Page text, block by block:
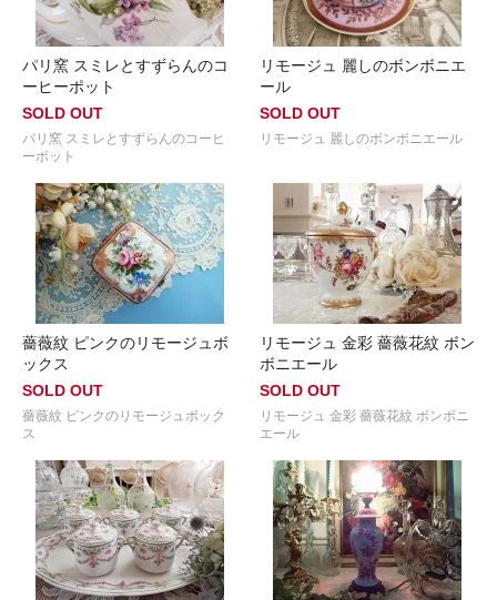
パリ窯 スミレとすずらんのコ
ーヒーポット
SOLD OUT
パリ窯 スミレとすずらんのコーヒ
ーポット
リモージュ 麗しのボンボニエ
ール
SOLD OUT
リモージュ 麗しのボンボニエール
薔薇紋 ピンクのリモージュボ
ックス
SOLD OUT
薔薇紋 ピンクのリモージュボック
ス
リモージュ 金彩 薔薇花紋 ボン
ボニエール
SOLD OUT
リモージュ 金彩 薔薇花紋 ボンボニ
エール